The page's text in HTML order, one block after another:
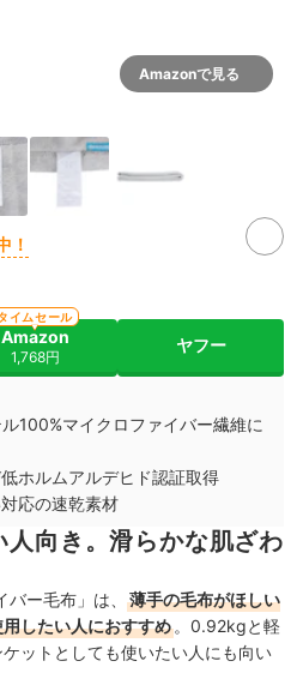
Amazonで見る
！
Amazon
1,768円
イムセール
ヤフー
100%マイクロファイバー繊維に
ホルムアルデヒド認証取得
応の速乾素材
向き。滑らかな肌ざわ
ー毛布」は、
薄手の毛布がほしい
したい人におすすめ 。 0.92kgと軽
ットとしても使いたい人にも向い